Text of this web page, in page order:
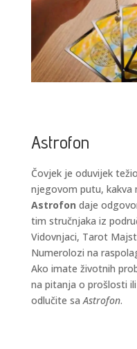
Astrofon
Čovjek je oduvijek
njegovom putu, kakva
Astrofon daje
tim stručnjaka iz
Vidovnjaci, Tarot
Numerolozi na
Ako imate životnih
na pitanja o prošlosti
odlučite sa Astrofon.